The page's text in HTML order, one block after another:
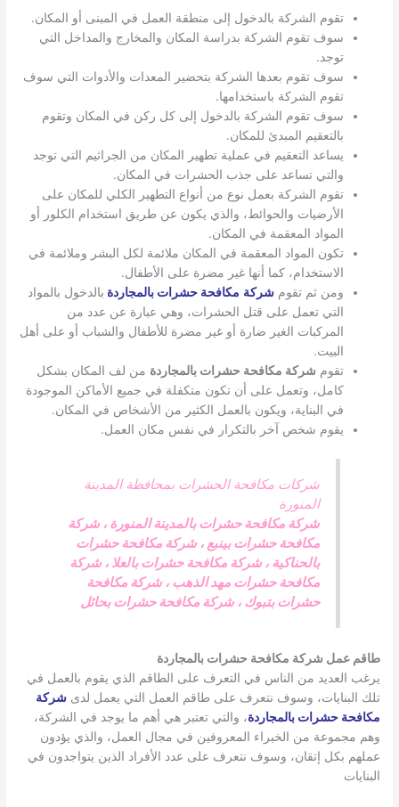
تقوم الشركة بالدخول إلى منطقة العمل في المبنى أو المكان.
سوف تقوم الشركة بدراسة المكان والمخارج والمداخل التي
توجد.
سوف تقوم بعدها الشركة بتحضير المعدات والأدوات التي سوف
تقوم الشركة باستخدامها.
سوف تقوم الشركة بالدخول إلى كل ركن في المكان وتقوم
بالتعقيم المبدئ للمكان.
يساعد التعقيم في عملية تطهير المكان من الجراثيم التي توجد
والتي تساعد على جذب الحشرات في المكان.
تقوم الشركة بعمل نوع من أنواع التطهير الكلي للمكان على
الأرضيات والحوائط، والذي يكون عن طريق استخدام الكلور أو
المواد المعقمة في المكان.
تكون المواد المعقمة في المكان ملائمة لكل البشر وملائمة في
الاستخدام، كما أنها غير مضرة على الأطفال.
ومن ثم تقومشركة مكافحة حشرات بالمجاردة بالدخول بالمواد
التي تعمل على قتل الحشرات، وهي عبارة عن عدد من
المركبات الغير ضارة أو غير مضرة للأطفال والشباب أو على أهل
البيت.
تقوم شركة مكافحة حشرات بالمجاردة من لف المكان بشكل
كامل، وتعمل على أن تكون متكفلة في جميع الأماكن الموجودة
في البناية، ويكون بالعمل الكثير من الأشخاص في المكان.
يقوم شخص آخر بالتكرار في نفس مكان العمل.
شركات مكافحة الحشرات بمحافظة المدينة
المنورة
شركة مكافحة حشرات بالمدينة المنورة ،شركة
مكافحة حشرات بينبع ،شركة مكافحة حشرات
بالحناكية ،شركة مكافحة حشرات بالعلا ،شركة
مكافحة حشرات مهد الذهب ،شركة مكافحة
حشرات بتبوك ،شركة مكافحة حشرات بحائل
طاقم عمل شركة مكافحة حشرات بالمجاردة
يرغب العديد من الناس في التعرف على الطاقم الذي يقوم بالعمل في
تلك البنايات، وسوف نتعرف على طاقم العمل التي يعمل لدىشركة
مكافحة حشرات بالمجاردة، والتي تعتبر هي أهم ما يوجد في الشركة،
وهم مجموعة من الخبراء المعروفين في مجال العمل، والذي يؤدون
عملهم بكل إتقان، وسوف نتعرف على عدد الأفراد الذين يتواجدون في
البنايات